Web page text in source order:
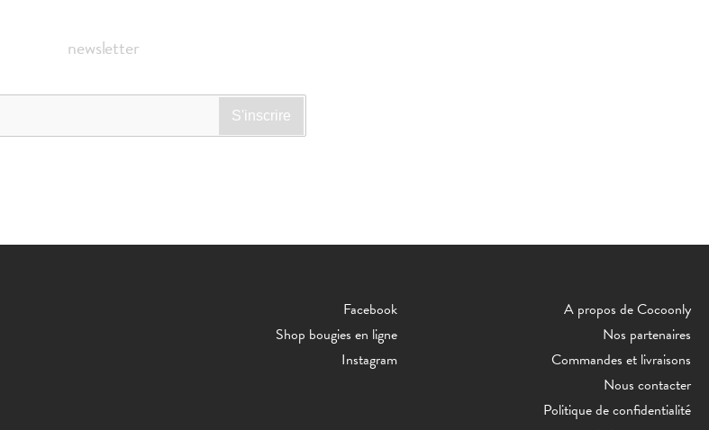
newsletter
Facebook
Shop bougies en ligne
Instagram
A propos de Cocoonly
Nos partenaires
Commandes et livraisons
Nous contacter
Politique de confidentialité